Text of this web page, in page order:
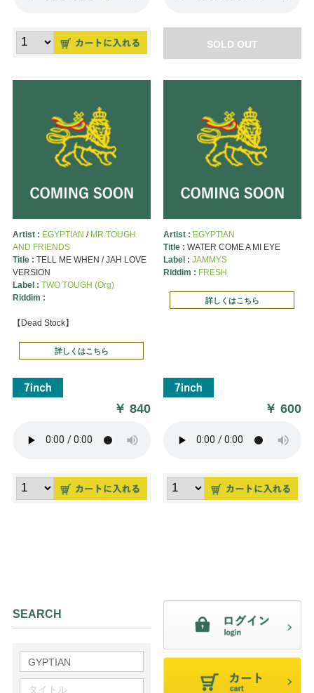
SOLD OUT
Artist : EGYPTIAN / MR.TOUGH
AND FRIENDS
Title : TELL ME WHEN / JAH LOVE
VERSION
Label : TWO TOUGH (Org)
Riddim :
【Dead Stock】
詳しくはこちら
￥840
Artist : EGYPTIAN
Title : WATER COME A MI EYE
Label : JAMMYS
Riddim : FRESH
詳しくはこちら
￥600
SEARCH